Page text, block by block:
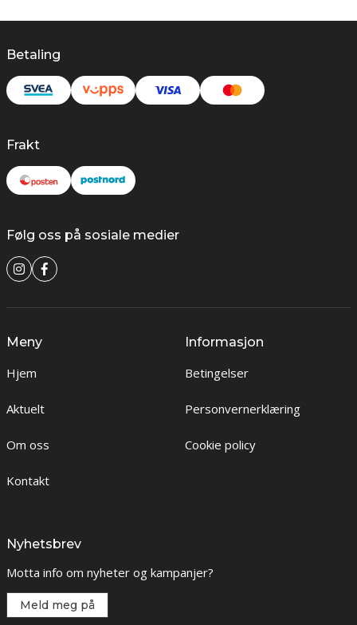
Betaling
Frakt
Følg oss på sosiale medier
Meny
Hjem
Aktuelt
Om oss
Kontakt
Informasjon
Betingelser
Personvernerklæring
Cookie policy
Nyhetsbrev
Motta info om nyheter og kampanjer?
Meld meg på